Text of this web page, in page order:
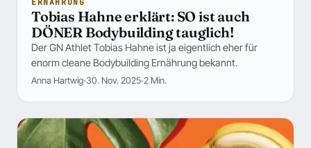
Tobias Hahne erklärt: SO ist auch
DÖNER Bodybuilding tauglich!
Der GN Athlet Tobias Hahne ist ja eigentlich eher für
enorm cleane Bodybuilding Ernährung bekannt.
Anna Hartwig 30. Nov. 2025 2 Min.